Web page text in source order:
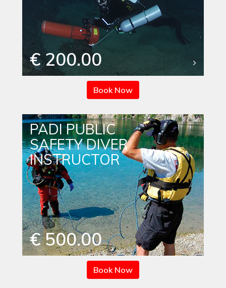
€ 200.00
Book Now
PADI PUBLIC
SAFETY DIVER
INSTRUCTOR
€ 500.00
Book Now